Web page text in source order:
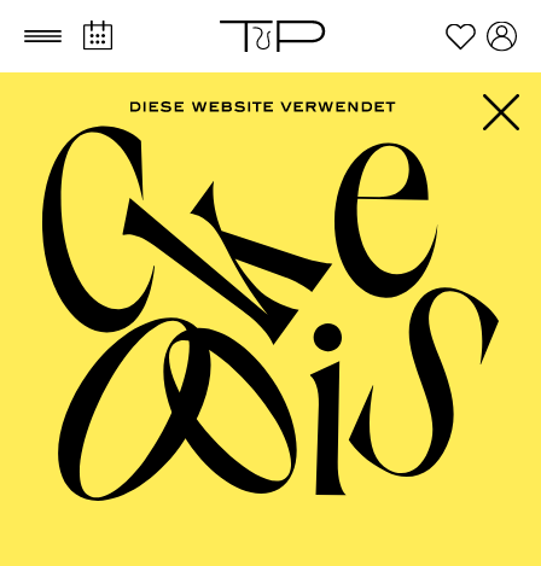
Zum Hauptinhalt springen Zum Footer springen
AALTO MUSIKTHEATER
Schlafen